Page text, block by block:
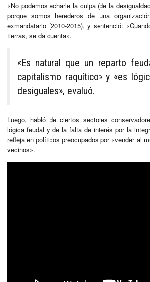
«No podemos echarle la culpa (de la
porque somos herederos de una
exmandatario (2010-2015), y sentenció:
tierras, se da cuenta».
«Es natural que un reparto
capitalismo raquítico» y «es
desiguales», evaluó.
Luego, habló de ciertos sectores
lógica feudal y de la falta de interés por la
refleja en políticos preocupados por «vender al
vecinos».